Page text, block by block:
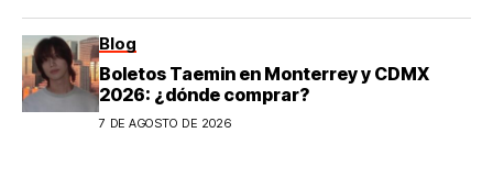
Blog
Boletos Taemin en Monterrey y CDMX
2026: ¿dónde comprar?
7 DE AGOSTO DE 2026